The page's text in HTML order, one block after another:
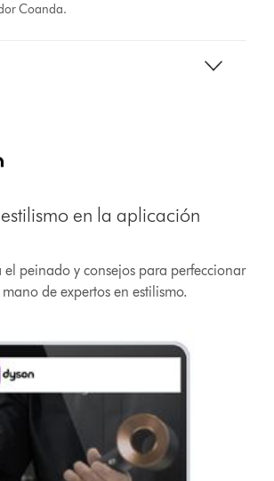
Coanda.
en la aplicación
peinado y consejos para perfeccionar
de expertos en estilismo.